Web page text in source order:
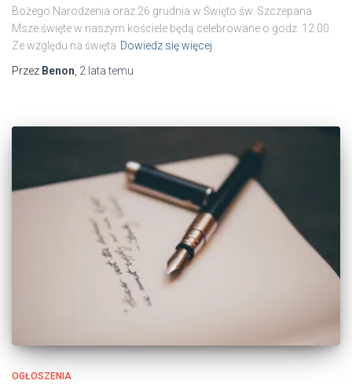
Bożego Narodzenia oraz 26 grudnia w Święto św. Szczepana
Msze święte w naszym kościele będą celebrowane o godz. 12.00.
Ze względu na święta Dowiedz się więcej
Przez Benon, 2 latatemu
OGŁOSZENIA